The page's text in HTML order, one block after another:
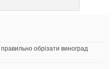
обрізати виноград